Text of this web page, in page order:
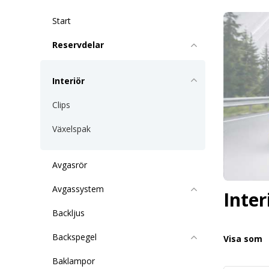
Start
Reservdelar
Interiör
Clips
Växelspak
Avgasrör
Avgassystem
Backljus
Backspegel
Baklampor
Visa som